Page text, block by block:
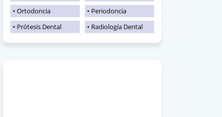
Ortodoncia
Periodoncia
Prótesis Dental
Radiología Dental